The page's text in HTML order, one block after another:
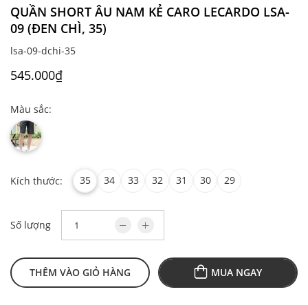
QUẦN SHORT ÂU NAM KẺ CARO LECARDO LSA-
09 (ĐEN CHÌ, 35)
lsa-09-dchi-35
545.000₫
Màu sắc:
Kích thước: 35 34 33 32 31 30 29
Số lượng
THÊM VÀO GIỎ HÀNG MUA NGAY